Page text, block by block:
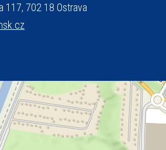
zápas řeckořímský úřední deska
český jazyk
117, 702 18 Ostrava